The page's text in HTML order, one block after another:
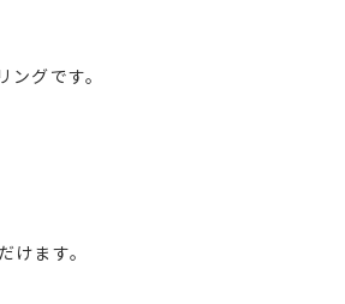
グです。
ます。